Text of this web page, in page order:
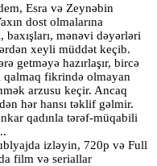
Esra və Zeynəbin
dost olmalarına
mənəvi dəyərləri
xeyli müddət keçib.
getməyə hazırlaşır, bircə
qalmaq fikrində olmayan
arzusu keçir. Ancaq
hər hansı təklif gəlmir.
qadınla tərəf-müqabili
izləyin, 720p və Full
film və seriallar